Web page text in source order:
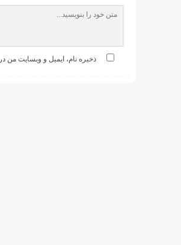
ذخیره نام، ایمیل و وبسایت من